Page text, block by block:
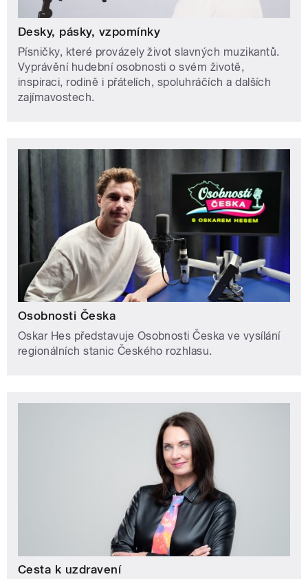
Desky, pásky, vzpomínky
Písničky, které provázely život slavných muzikantů.
Vyprávění hudební osobnosti o svém životě,
inspiraci, rodině i přátelích, spoluhráčích a dalších
zajímavostech.
Osobnosti Česka
Oskar Hes představuje Osobnosti Česka ve vysílání
regionálních stanic Českého rozhlasu.
Cesta k uzdravení